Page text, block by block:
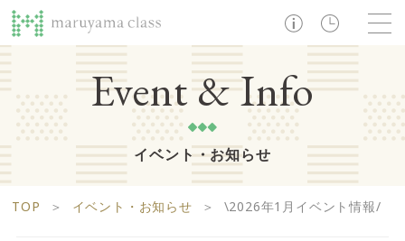
TOP
ショップ レストラン・カフェ ショップニュース
Life support floor
ライフサポートフロア
Event & Info
イベント・お知らせ
TOP ＞ イベント・お知らせ ＞ \2026年1月イベント情報/